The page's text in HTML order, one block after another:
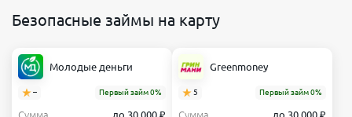
Безопасные займы на карту
Молодые деньги
– Первый займ 0%
Сумма до 30 000 ₽
Greenmoney
5 Первый займ 0%
Сумма до 30 000 ₽